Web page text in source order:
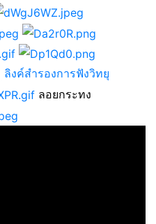
ลิงค์สำรองการฟังวิทยุ
ลอยกระทง